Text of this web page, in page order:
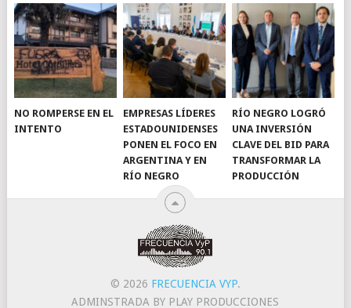
NO ROMPERSE EN EL
INTENTO
EMPRESAS LÍDERES
ESTADOUNIDENSES
PONEN EL FOCO EN
ARGENTINA Y EN
RÍO NEGRO
RÍO NEGRO LOGRÓ
UNA INVERSIÓN
CLAVE DEL BID PARA
TRANSFORMAR LA
PRODUCCIÓN
© 2026 FRECUENCIA VYP.
ADMINSTRADA BY PLAY PRODUCCIONES